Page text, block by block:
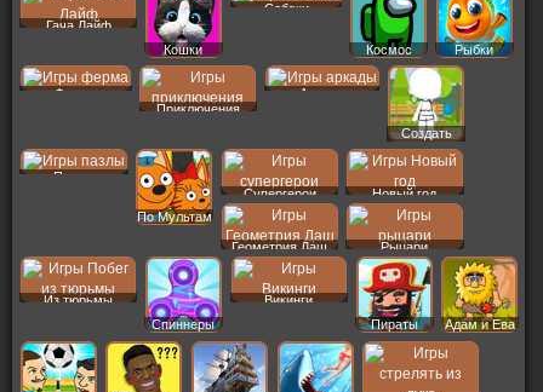
Гача Лайф
Кошки
Собаки
Космос Рыбки
Ферма
Приключения
Аркады
Создать
Пер
Пазлы
По Мультам
Супергерои Новый год
Геометрия Даш Рыцари
Из тюрьмы
Спиннеры
Викинги
Пираты
Адам и Ева